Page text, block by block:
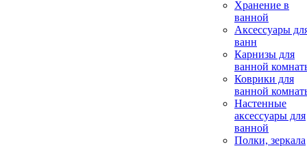
Хранение в
ванной
Аксессуары
ванн
Карнизы для
ванной
Коврики для
ванной
Настенные
аксессуары для
ванной
Полки, зеркала